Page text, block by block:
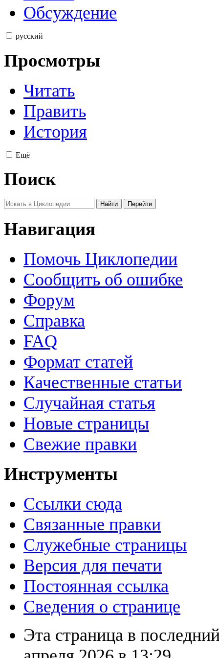
Обсуждение
русский
Просмотры
Читать
Править
История
Ещё
Поиск
Навигация
Помочь Циклопедии
Сообщить об ошибке
Форум
Справка
FAQ
Формат статей
Качественные статьи
Случайная статья
Новые страницы
Свежие правки
Инструменты
Ссылки сюда
Связанные правки
Служебные страницы
Версия для печати
Постоянная ссылка
Сведения о странице
Эта страница в